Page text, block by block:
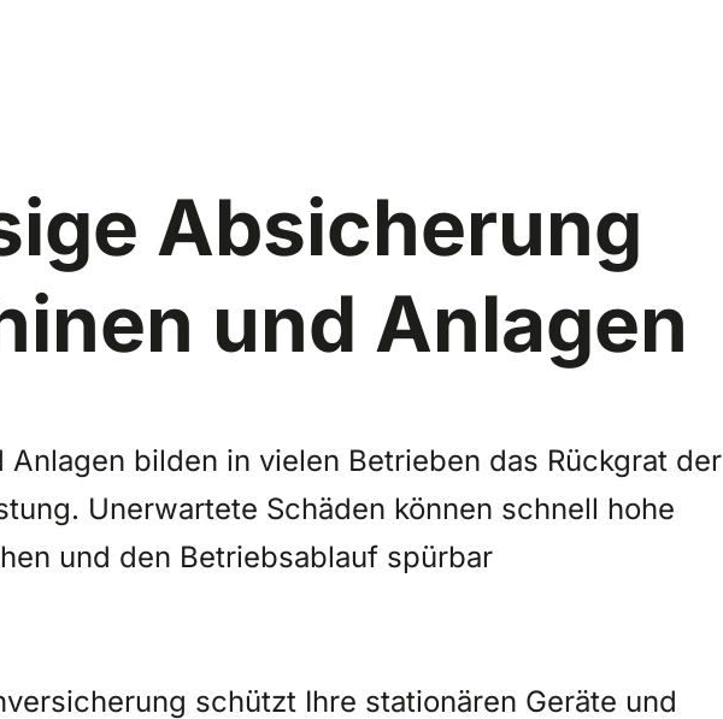
Absicherung
und Anlagen
Anlagen bilden in vielen Betrieben das Rückgrat der
Unerwartete Schäden können schnell hohe
und den Betriebsablauf spürbar
schützt Ihre stationären Geräte und